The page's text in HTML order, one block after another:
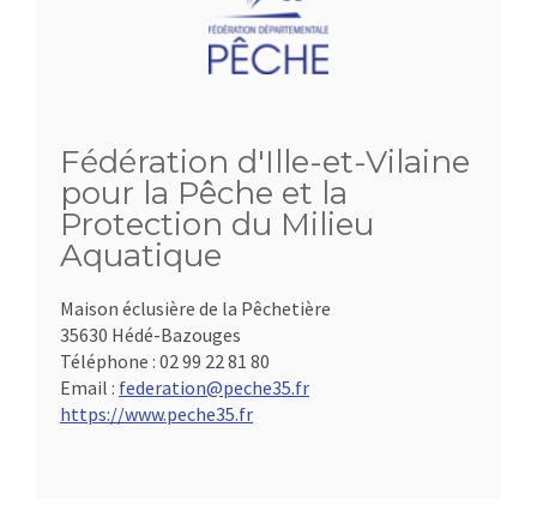
Fédération d'Ille-et-Vilaine
pour la Pêche et la
Protection du Milieu
Aquatique
Maison éclusière de la Pêchetière
35630 Hédé-Bazouges
Téléphone : 02 99 22 81 80
Email : federation@peche35.fr
https://www.peche35.fr